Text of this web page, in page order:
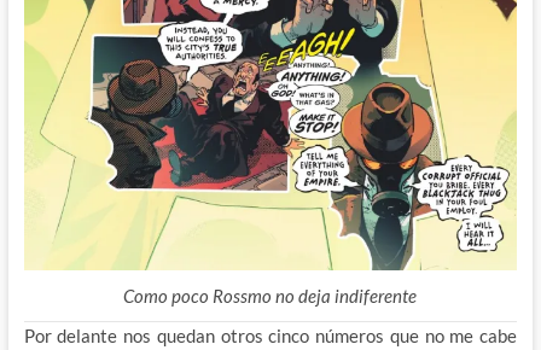
Como poco Rossmo no deja indiferente
Por delante nos quedan otros cinco números que no me cabe